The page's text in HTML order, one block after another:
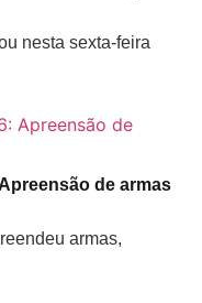
nesta sexta-feira
de armas
armas,